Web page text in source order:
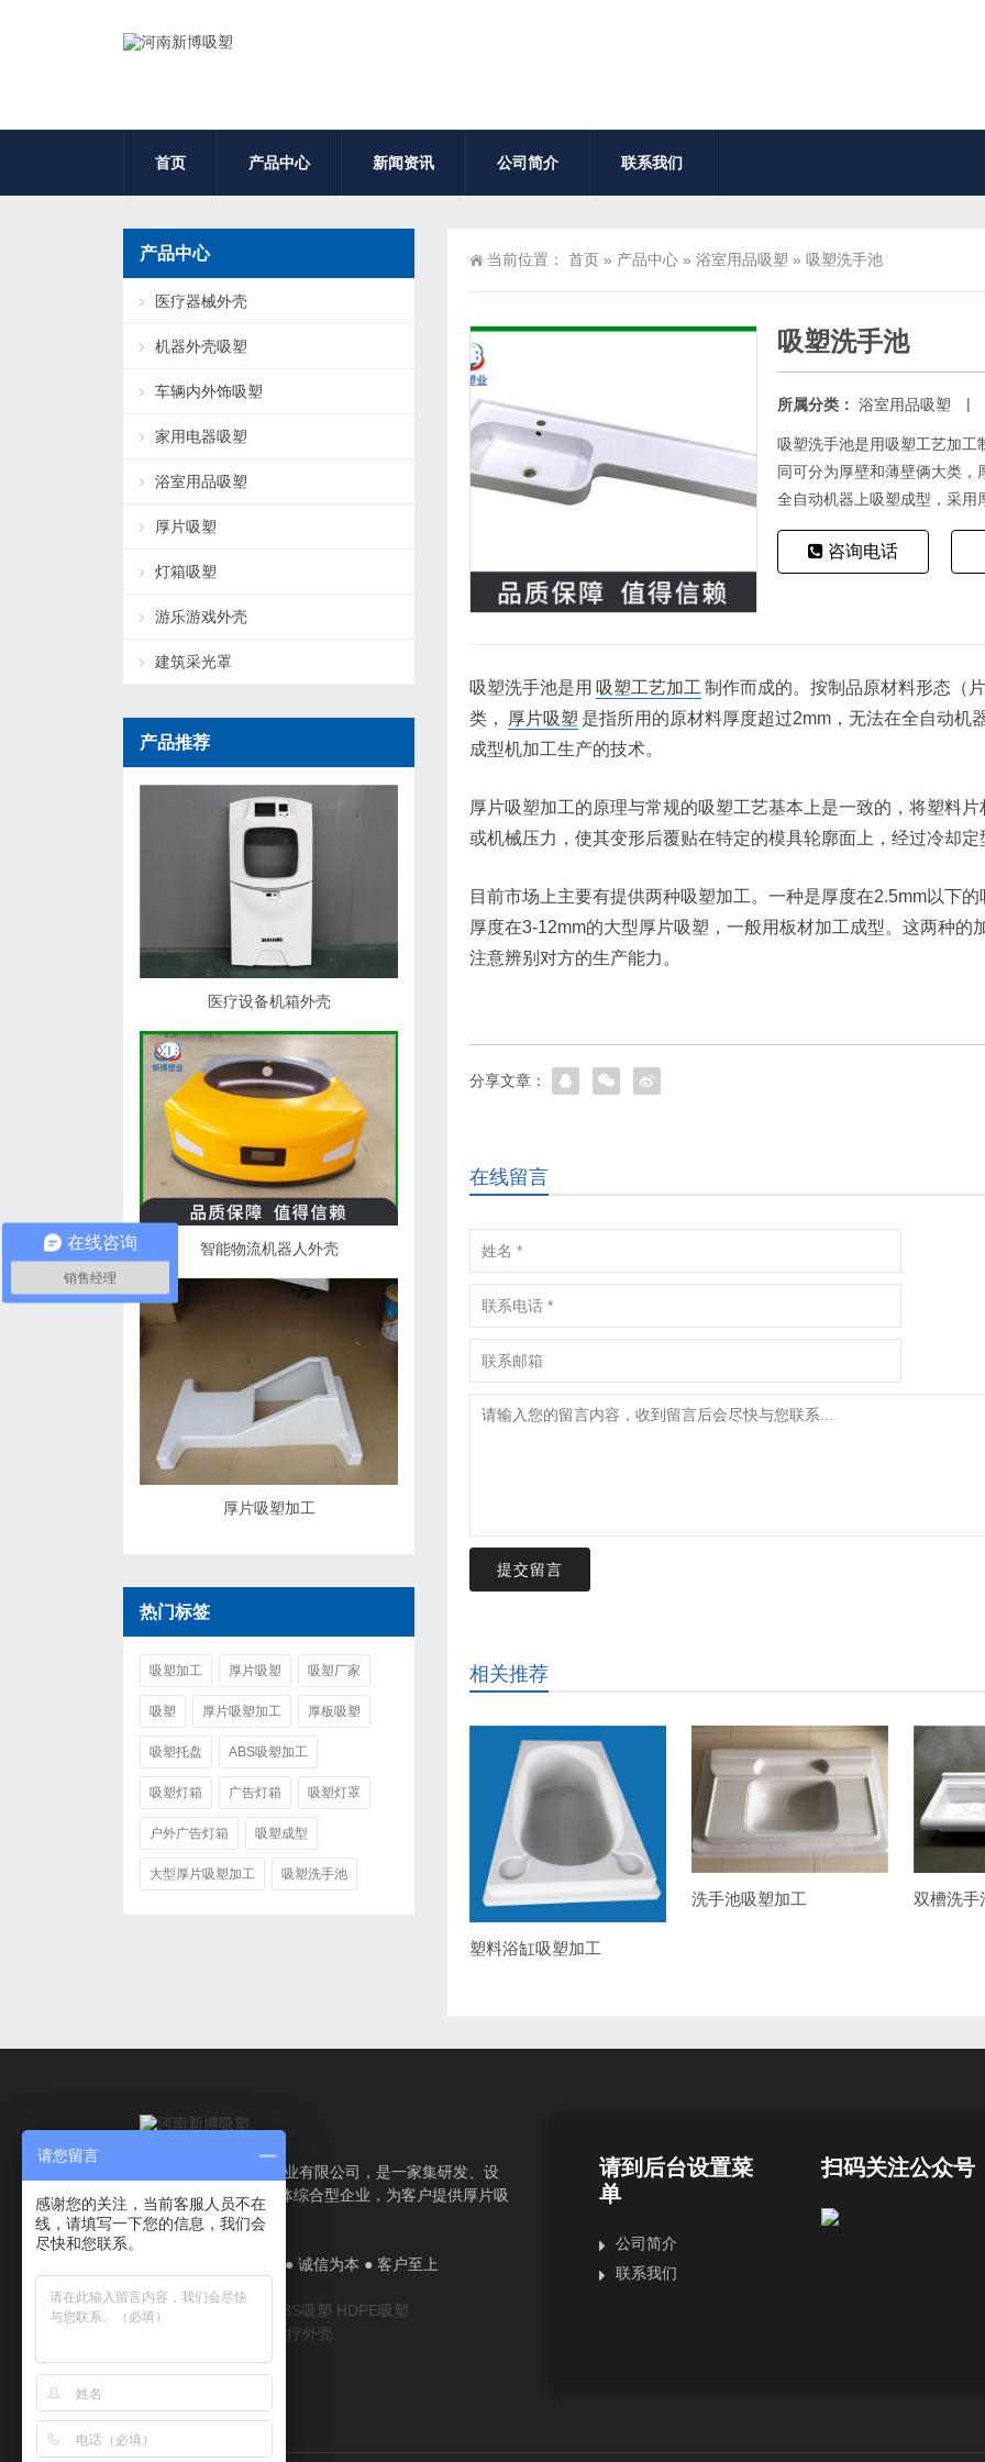
首页 产品中心 新闻资讯 公司简介 联系我们
当前位置： 首页 » 产品中心 » 浴室用品吸塑 » 吸塑洗手池
吸塑洗手池
所属分类： 浴室用品吸塑 |
吸塑洗手池是用吸塑工艺加工
同可分为厚壁和薄壁俩大类
全自动机器上吸塑成型，采用
咨询电话
吸塑洗手池是用 吸塑工艺加工 制作而成的。按制品原材料形态（
类，
厚片吸塑 是指所用的原材料厚度超过2mm，无法在全自动机
成型机加工生产的技术。
厚片吸塑加工的原理与常规的吸塑工艺基本上是一致的，将塑料
或机械压力，使其变形后覆贴在特定的模具轮廓面上，经过冷却定
目前市场上主要有提供两种吸塑加工。一种是厚度在2.5mm以下
厚度在3-12mm的大型厚片吸塑，一般用板材加工成型。这两种
注意辨别对方的生产能力。
分享文章：
在线留言
提交留言
相关推荐
塑料浴缸吸塑加工
洗手池吸塑加工 双槽洗手
产品中心
医疗器械外壳
机器外壳吸塑
车辆内外饰吸塑
家用电器吸塑
浴室用品吸塑
厚片吸塑
灯箱吸塑
游乐游戏外壳
建筑采光罩
产品推荐
医疗设备机箱外壳
智能物流机器人外壳
厚片吸塑加工
热门标签
吸塑加工 厚片吸塑 吸塑厂家
吸塑 厚片吸塑加工 厚板吸塑
吸塑托盘 ABS吸塑加工
吸塑灯箱 广告灯箱 吸塑灯罩
户外广告灯箱 吸塑成型
大型厚片吸塑加工 吸塑洗手池
吸塑厂家-河南新博塑业有限公司，是一家集研发、设
计、生产、服务为一体综合型企业，为客户提供厚片吸
塑加工解决方案。
厂家直销 ● 质量认证 ● 诚信为本 ● 客户至上
厚片吸塑 吸塑厂家 ABS吸塑 HDPE吸塑
医疗外壳
请到后台设置菜
单
公司简介
联系我们
扫码关注公众号
在线咨询
销售经理
请您留言
感谢您的关注，当前客服人员不在
线，请填写一下您的信息，我们会
尽快和您联系。